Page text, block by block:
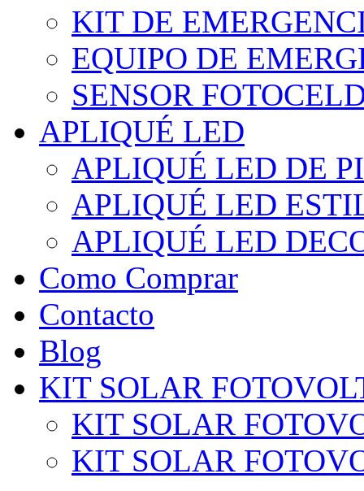
KIT DE
EQUIPO DE
SENSOR
APLIQUÉ LED
APLIQUÉ LED DE
APLIQUÉ LED
APLIQUÉ LED
Como Comprar
Contacto
Blog
KIT SOLAR
KIT SOLAR
KIT SOLAR